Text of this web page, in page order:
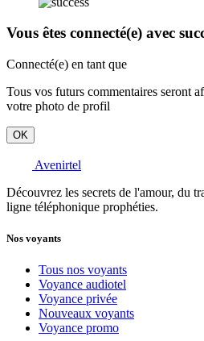
Vous êtes connecté(e) avec
Connecté(e) en tant que
Tous vos futurs commentaires seront
votre photo de profil
OK
Avenirtel
Découvrez les secrets de l'amour, du
ligne téléphonique prophéties.
Nos voyants
Tous nos voyants
Voyance audiotel
Voyance privée
Nouveaux voyants
Voyance promo